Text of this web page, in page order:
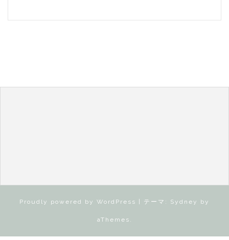
Proudly powered by WordPress テーマ: Sydney by
aThemes.